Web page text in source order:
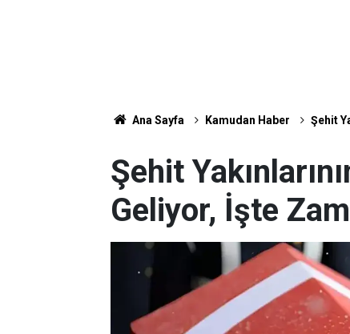
Ana Sayfa Kamudan Haber Şehit
Şehit
Geliyor, İşte